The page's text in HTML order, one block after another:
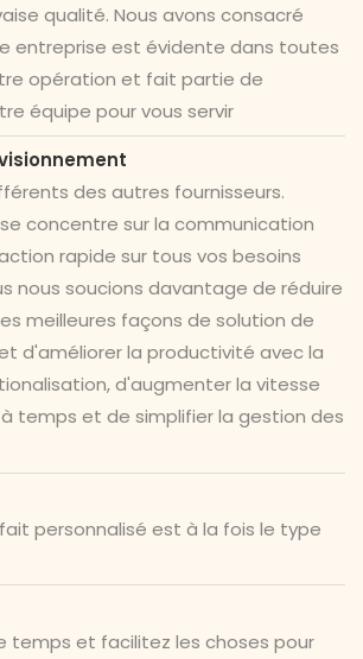
qualité. Nous avons consacré
entreprise est évidente dans toutes
opération et fait partie de
équipe pour vous servir
des autres fournisseurs.
concentre sur la communication
rapide sur tous vos besoins
nous soucions davantage de réduire
meilleures façons de solution de
d'améliorer la productivité avec la
d'augmenter la vitesse
temps et de simplifier la gestion des
personnalisé est à la fois le type
temps et facilitez les choses pour